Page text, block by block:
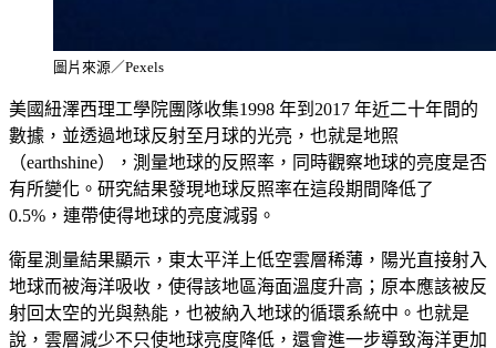
圖片來源／Pexels
美國紐澤西理工學院團隊收集1998 年到2017 年近二十年間的
數據，並透過地球反射至月球的光亮，也就是地照
（earthshine），測量地球的反照率，同時觀察地球的亮度是否
有所變化。研究結果發現地球反照率在這段期間降低了
0.5%，連帶使得地球的亮度減弱。
衛星測量結果顯示，東太平洋上低空雲層稀薄，陽光直接射入
地球而被海洋吸收，使得該地區海面溫度升高；原本應該被反
射回太空的光與熱能，也被納入地球的循環系統中。也就是
說，雲層減少不只使地球亮度降低，還會進一步導致海洋更加